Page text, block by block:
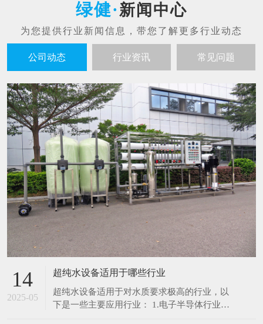
新闻中心
公司动态 行业资讯 常见问题
14
2025-05
超纯水设备适用于哪些行业
超纯水设备适用于对水质要求极高的行业，以
下是一些主要应用行业： 1.电子半导体行业：